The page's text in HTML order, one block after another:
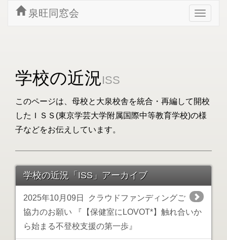
Toggle
泉旺同窓会
学校の近況ISS
このページは、母校と大泉校舎を統合・再編して開校
したＩＳＳ(東京学芸大学附属国際中等教育学校)の様
子などをお伝えしています。
学校の近況「ISS」アーカイブ
2025年10月09日
クラウドファンディングご
協力のお願い 『【保健室にLOVOT*】触れ合いか
ら始まる不登校支援の第一歩』